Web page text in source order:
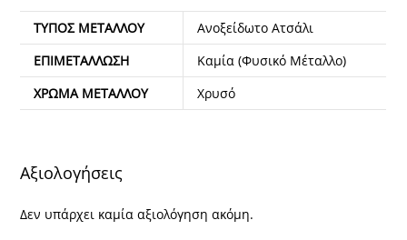
ΤΎΠΟΣ ΜΕΤΆΛΛΟΥ
Ανοξείδωτο Ατσάλι
ΕΠΙΜΕΤΆΛΛΩΣΗ
Καμία (Φυσικό Μέταλλο)
ΧΡΏΜΑ ΜΕΤΆΛΛΟΥ
Χρυσό
Αξιολογήσεις
Δεν υπάρχει καμία αξιολόγηση ακόμη.